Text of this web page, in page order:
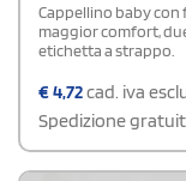
Cappellino baby con
maggior comfort,
etichetta a strappo.
€4,72cad. iva
Spedizione